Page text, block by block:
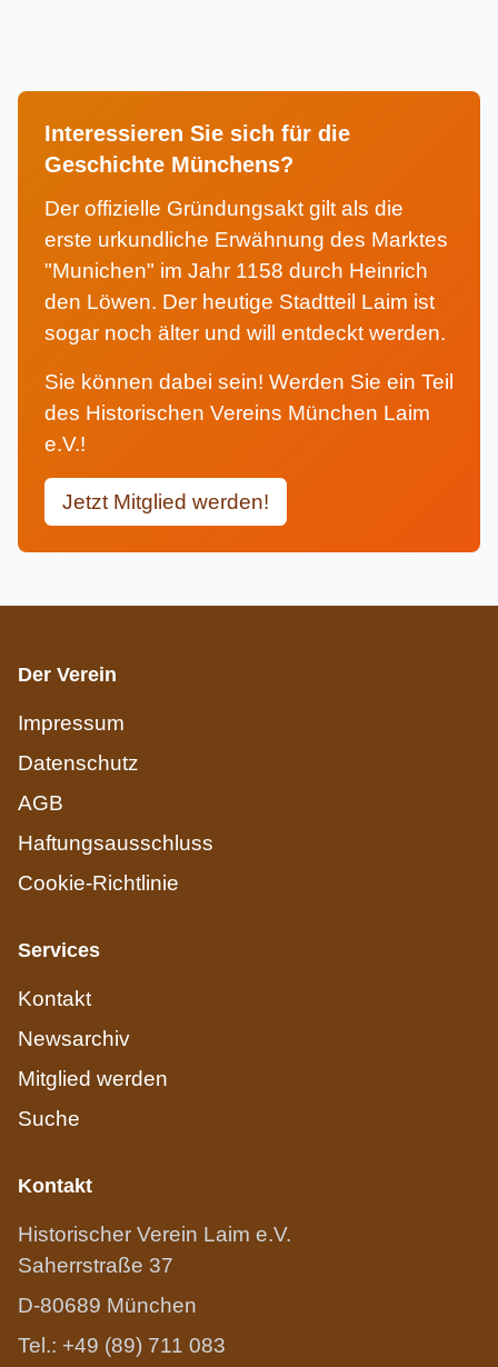
Interessieren Sie sich für die
Geschichte Münchens?
Der offizielle Gründungsakt gilt als die
erste urkundliche Erwähnung des Marktes
"Munichen" im Jahr 1158 durch Heinrich
den Löwen. Der heutige Stadtteil Laim ist
sogar noch älter und will entdeckt werden.
Sie können dabei sein! Werden Sie ein Teil
des Historischen Vereins München Laim
e.V.!
Jetzt Mitglied werden!
Der Verein
Impressum
Datenschutz
AGB
Haftungsausschluss
Cookie-Richtlinie
Services
Kontakt
Newsarchiv
Mitglied werden
Suche
Kontakt
Historischer Verein Laim e.V.
Saherrstraße 37
D-80689 München
Tel.: +49 (89) 711 083